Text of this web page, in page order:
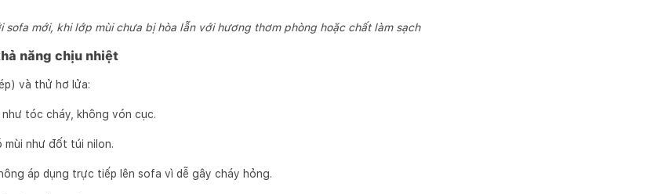
sofa mới, khi lớp mùi chưa bị hòa lẫn với hương thơm phòng hoặc chất làm sạch
năng chịu nhiệt
và thử hơ lửa:
như tóc cháy, không vón cục.
mùi như đốt túi nilon.
áp dụng trực tiếp lên sofa vì dễ gây cháy hỏng.